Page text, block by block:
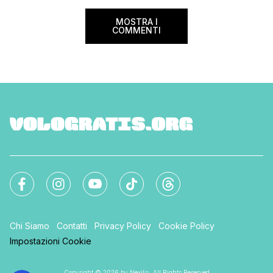
MOSTRA I
COMMENTI
Chi Siamo Contatti Privacy Policy
Cookie Policy
Impostazioni Cookie